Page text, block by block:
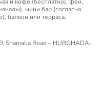
мини бар (согласно
балкон или терраса.
Shamalia Road – HURGHADA-